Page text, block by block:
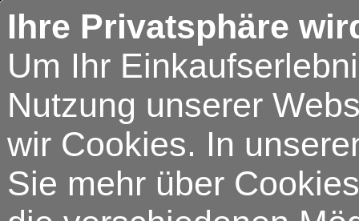
Ihre Privatsphäre
Um Ihr
Nutzung unserer
wir Cookies. In
Sie mehr über